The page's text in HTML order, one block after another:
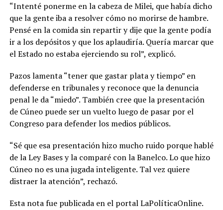
“Intenté ponerme en la cabeza de Milei, que había dicho
que la gente iba a resolver cómo no morirse de hambre.
Pensé en la comida sin repartir y dije que la gente podía
ir a los depósitos y que los aplaudiría. Quería marcar que
el Estado no estaba ejerciendo su rol”, explicó.
Pazos lamenta “tener que gastar plata y tiempo” en
defenderse en tribunales y reconoce que la denuncia
penal le da “miedo”. También cree que la presentación
de Cúneo puede ser un vuelto luego de pasar por el
Congreso para defender los medios públicos.
“Sé que esa presentación hizo mucho ruido porque hablé
de la Ley Bases y la comparé con la Banelco. Lo que hizo
Cúneo no es una jugada inteligente. Tal vez quiere
distraer la atención”, rechazó.
Esta nota fue publicada en el portal LaPolíticaOnline.